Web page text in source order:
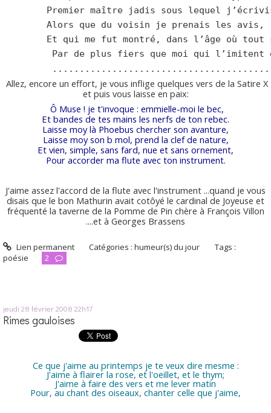
Premier maître jadis sous lequel
Alors que du voisin je prenais les
Et qui me fut montré, dans l’âge
Par de plus fiers que moi qui
Allez, encore un effort, je vous inflige quelques vers de la Satire X
et puis vous laisse en paix:
Ô Muse ! je t'invoque : emmielle-moi le bec,
Et bandes de tes mains les nerfs de ton rebec.
Laisse moy là Phoebus chercher son avanture,
Laisse moy son b mol, prend la clef de nature,
Et vien, simple, sans fard, nue et sans ornement,
Pour accorder ma flute avec ton instrument.
J'aime assez l'accord de la flute avec l'instrument ...quand je vous
disais que le bon Mathurin avait cotôyé le cardinal de Joyeuse et
fréquenté la taverne de la Pomme de Pin chère à François Villon
....et à Georges Brassens
Lien permanent Catégories :humeur(s) du jour
Tags :
poésie
2
jeudi 28 février 2008 22h17
Rimes gauloises
Ce que j'aime au printemps je te veux dire mesme :
J'aime à flairer la rose, et l'oeillet, et le thym;
J'aime à faire des vers et me lever matin
Pour, au chant des oiseaux, chanter celle que j'aime,